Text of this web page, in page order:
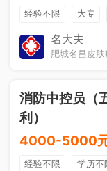
经验不限 大专
奖金
综合补贴
名大夫
肥城名昌皮
消防中控员（
利）
4000-5000
经验不限 学历不